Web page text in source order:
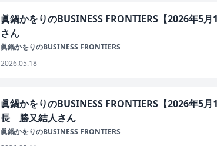
眞鍋かをりのBUSINESS FRONTIERS【2026年
さん
眞鍋かをりのBUSINESS FRONTIERS
2026.05.18
眞鍋かをりのBUSINESS FRONTIERS【2026年5
長 勝又結人さん
眞鍋かをりのBUSINESS FRONTIERS